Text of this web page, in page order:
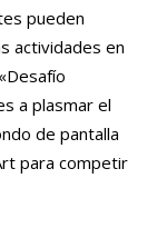
pueden
actividades en
a plasmar el
de pantalla
para competir